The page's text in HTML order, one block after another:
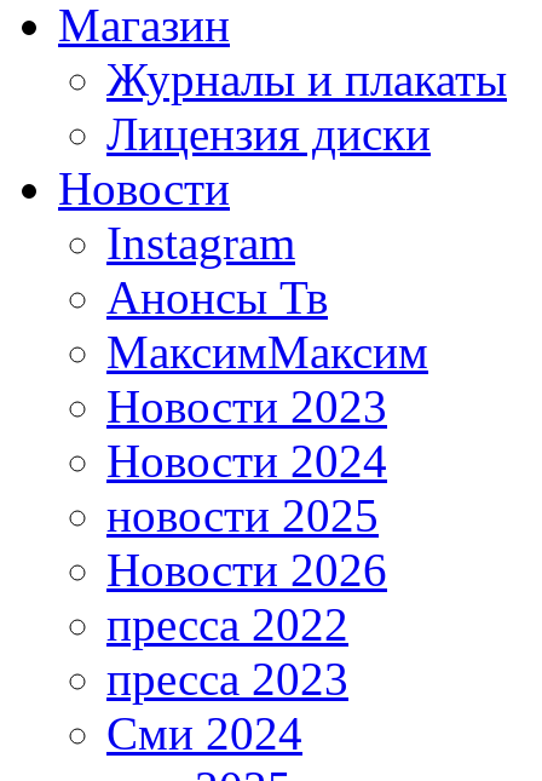
Магазин
Журналы и плакаты
Лицензия диски
Новости
Instagram
Анонсы Тв
МаксимМаксим
Новости 2023
Новости 2024
новости 2025
Новости 2026
пресса 2022
пресса 2023
Сми 2024